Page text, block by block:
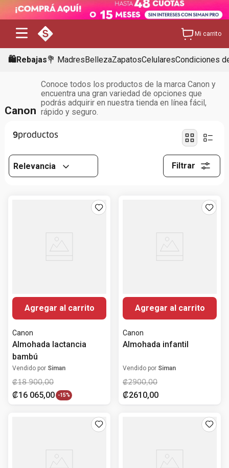
Mi carrito
🛍️Rebajas💐 MadresBellezaZapatosCelularesCondiciones
Canon
Conoce todos los productos de la marca Canon y
encuentra una gran variedad de opciones que
podrás adquirir en nuestra tienda en línea fácil,
rápido y seguro.
9
Relevancia Filtrar
Agregar al carrito
Canon
Almohada lactancia
bambú
Vendido por Siman
₡18 900,00
₡16 065,00 -15%
Agregar al carrito
Canon
Almohada infantil
Vendido por Siman
₡2900,00
₡2610,00